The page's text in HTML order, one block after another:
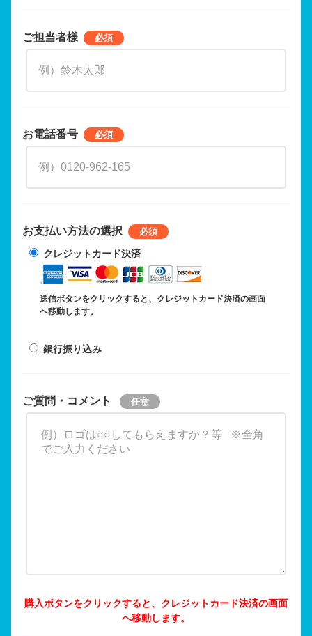
ご担当者様
お電話番号
お支払い方法の選択
クレジットカード決済
送信ボタンをクリックすると、クレジットカード決済の画面
へ移動します。
銀行振り込み
ご質問・コメント
購入ボタンをクリックすると、クレジットカード決済の画面
へ移動します。